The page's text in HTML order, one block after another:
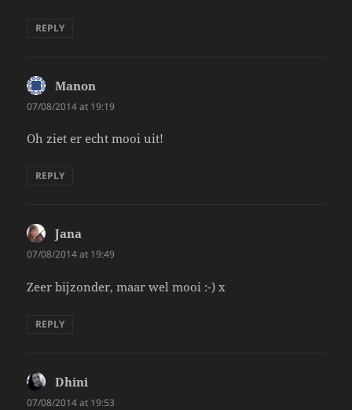
REPLY
Manon
07/08/2014 at 19:19
Oh ziet er echt mooi uit!
REPLY
Jana
07/08/2014 at 19:49
Zeer bijzonder, maar wel mooi :-) x
REPLY
Dhini
07/08/2014 at 19:53